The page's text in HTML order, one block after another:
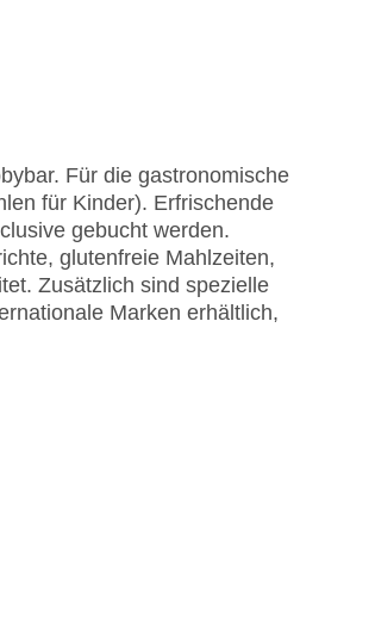
Für die gastronomische
für Kinder). Erfrischende
gebucht werden.
glutenfreie Mahlzeiten,
Zusätzlich sind spezielle
Marken erhältlich,